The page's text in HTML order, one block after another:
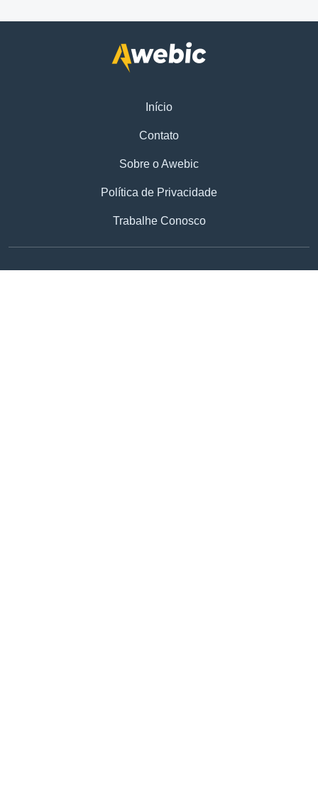
Início
Contato
Sobre o Awebic
Política de Privacidade
Trabalhe Conosco